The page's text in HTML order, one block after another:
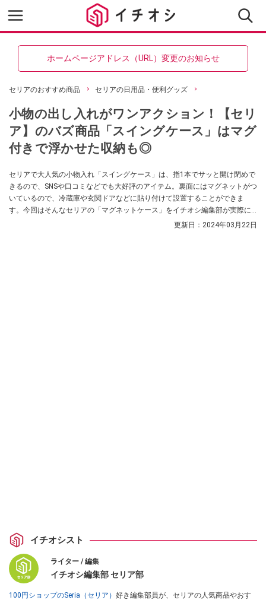
ホームページアドレス（URL）変更のお知らせ
セリアのおすすめ商品 セリアの日用品・便利グッズ
小物の出し入れがワンアクション！【セリ
ア】のバズ商品「スイングケース」はマグ
付きで浮かせた収納も◎
セリアで大人気の小物入れ「スイングケース」は、指1本でサッと開け閉めで
きるので、SNSや口コミなどでも大好評のアイテム。裏面にはマグネットがつ
いているので、冷蔵庫や玄関ドアなどに貼り付けて設置することができま
す。今回はそんなセリアの「マグネットケース」をイチオシ編集部が実際に
購入！ 特徴やおすすめポイントをご紹介していきます。
更新日： 2024年03月22日
イチオシスト
ライター / 編集
イチオシ編集部 セリア部
100円ショップのSeria（セリア） 好き編集部員が、セリアの人気商品やおす